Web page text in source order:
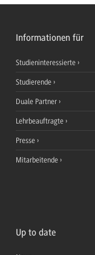
Informationen für
Studieninteressierte
Studierende
Duale Partner
Lehrbeauftragte
Presse
Mitarbeitende
Up to date